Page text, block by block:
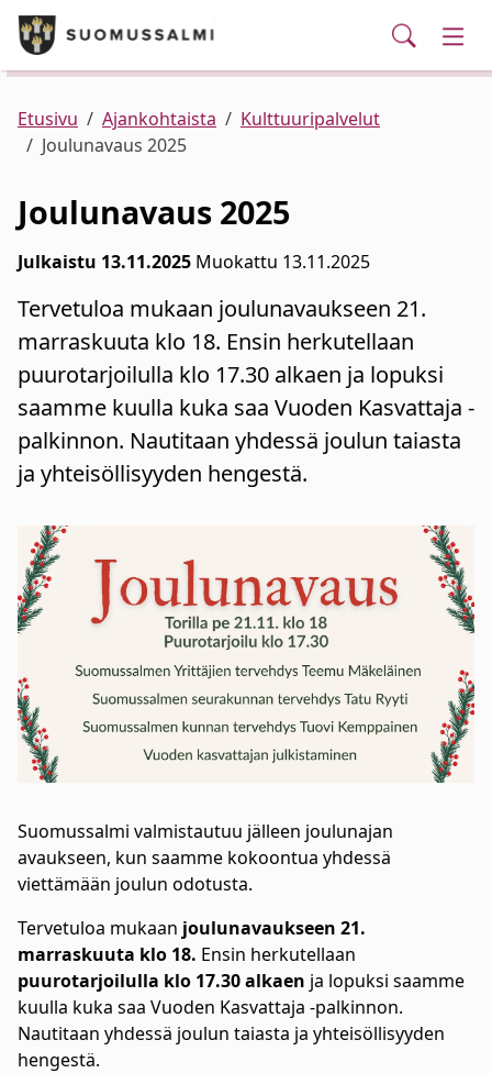
Siirry pääsisältöön
Puhelinluettelo/yhteystiedot
Palvelut
Ajankohtaista
Verkkokauppa
Haku
Kunta ja hallinto
Asuminen ja ympäristö
Elinvoima
Kulttuuri, vapaa-aika ja nuoret
Etusivu Ajankohtaista
Kulttuuripalvelut
Joulunavaus 2025
Joulunavaus 2025
Julkaistu 13.11.2025 Muokattu 13.11.2025
Tervetuloa mukaan joulunavaukseen 21.
marraskuuta klo 18. Ensin herkutellaan
puurotarjoilulla klo 17.30 alkaen ja lopuksi
saamme kuulla kuka saa Vuoden Kasvattaja -
palkinnon. Nautitaan yhdessä joulun taiasta
ja yhteisöllisyyden hengestä.
Suomussalmi valmistautuu jälleen joulunajan
avaukseen, kun saamme kokoontua yhdessä
viettämään joulun odotusta.
Tervetuloa mukaan joulunavaukseen 21.
marraskuuta klo 18. Ensin herkutellaan
puurotarjoilulla klo 17.30alkaen ja lopuksi saamme
kuulla kuka saa Vuoden Kasvattaja -palkinnon.
Nautitaan yhdessä joulun taiasta ja yhteisöllisyyden
hengestä.